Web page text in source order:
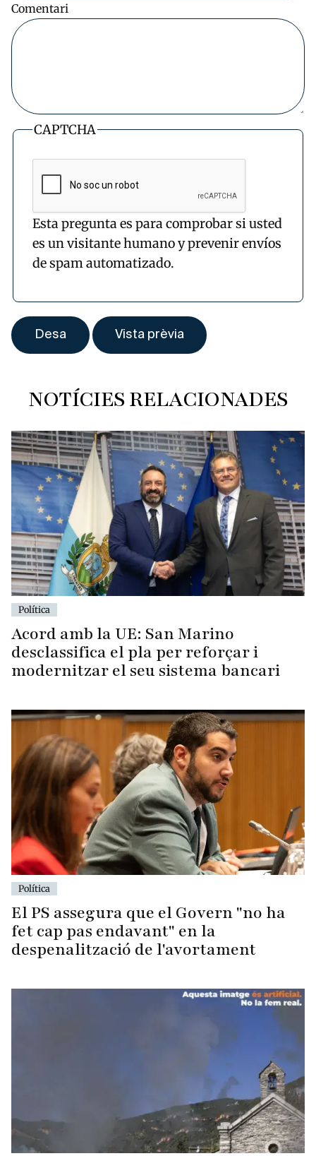
Comentari
CAPTCHA
Esta pregunta es para comprobar si usted
es un visitante humano y prevenir envíos
de spam automatizado.
NOTÍCIES RELACIONADES
Política
Acord amb la UE: San Marino
desclassifica el pla per reforçar i
modernitzar el seu sistema bancari
Política
El PS assegura que el Govern "no ha
fet cap pas endavant" en la
despenalització de l'avortament